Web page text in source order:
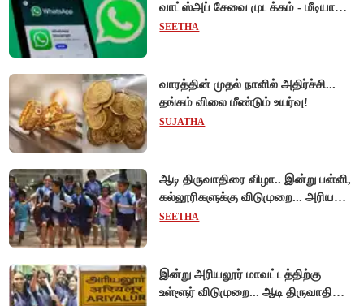
வாட்ஸ்அப் சேவை முடக்கம் - மீடியா
கோப்புகளை அனுப்ப முடியாமல்
SEETHA
வாரத்தின் முதல் நாளில் அதிர்ச்சி...
தங்கம் விலை மீண்டும் உயர்வு!
SUJATHA
ஆடி திருவாதிரை விழா.. இன்று பள்ளி,
கல்லூரிகளுக்கு விடுமுறை... அரியலூர்
மாவட்ட ஆட்சியர் உத்தரவு!
SEETHA
இன்று அரியலூர் மாவட்டத்திற்கு
உள்ளூர் விடுமுறை... ஆடி திருவாதிரை